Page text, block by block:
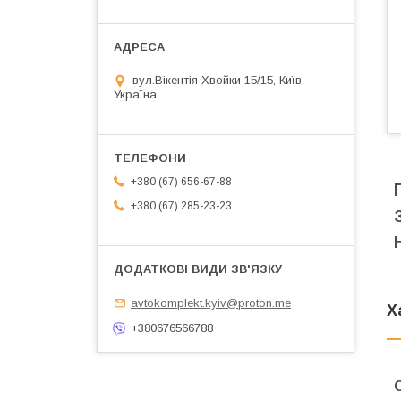
вул.Вікентія Хвойки 15/15, Київ,
Україна
+380 (67) 656-67-88
+380 (67) 285-23-23
avtokomplekt.kyiv@proton.me
+380676566788